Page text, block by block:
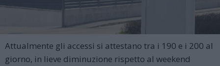
Attualmente gli accessi si attestano tra i 190 e i 200 al
giorno, in lieve diminuzione rispetto al weekend